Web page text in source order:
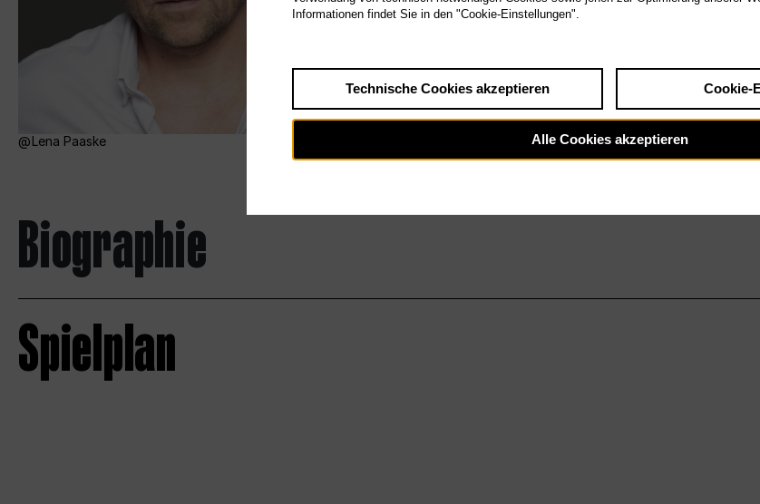
Lena Paaske
Biographie
Spielplan
Informationen findet Sie in den "Cookie-Einstellungen".
Technische Cookies akzeptieren Cookie-
Alle Cookies akzeptieren